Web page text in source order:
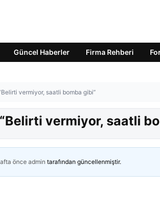
Güncel Haberler Firma Rehberi
vermiyor, saatli bomba gibi”
vermiyor, saatli
önce admin tarafından güncellenmiştir.